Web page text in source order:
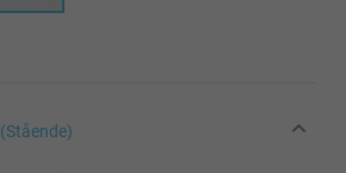
(Stående)